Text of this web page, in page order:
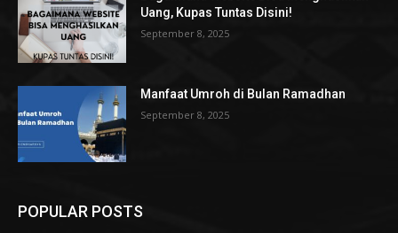
Uang, Kupas Tuntas Disini!
September 8, 2025
Manfaat Umroh di Bulan Ramadhan
September 8, 2025
POPULAR POSTS